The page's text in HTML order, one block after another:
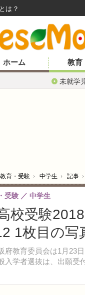
ホーム 教育
未就学
教育・受験 › 中学生 › 記事 ›
高校受験
1枚目の写
府教育委員会は1月23
入学者選抜は、出願受
受験 中学生